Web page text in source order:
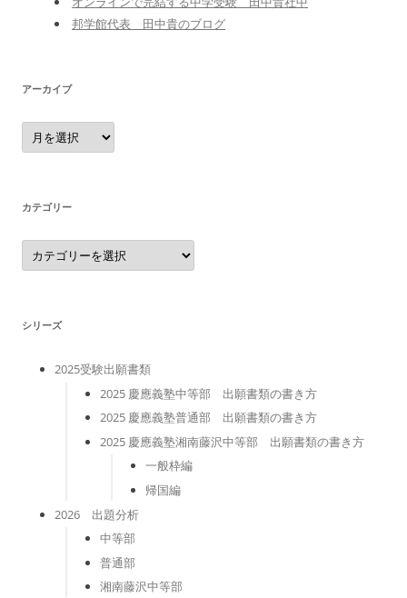
邦学館代表 田中貴のブログ
アーカイブ
ア
ー
カ
カテゴリー
カ
テ
ゴ
シリーズ
2025受験出願書類
2025 慶應義塾中等部 出願書類の書き方
2025 慶應義塾普通部 出願書類の書き方
2025 慶應義塾湘南藤沢中等部 出願書類の書き方
一般枠編
帰国編
2026 出題分析
中等部
普通部
湘南藤沢中等部